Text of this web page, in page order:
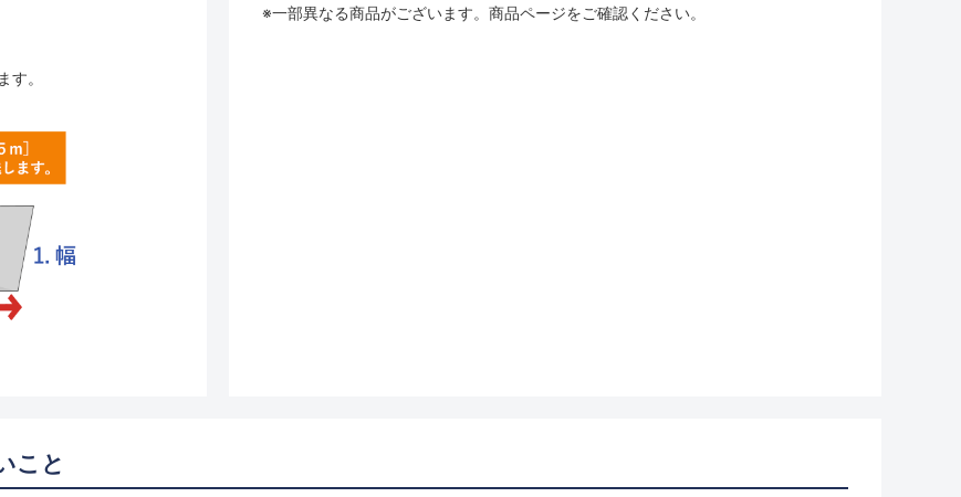
す。
※一部異なる商品がございます。商品ページをご確認ください。
こと